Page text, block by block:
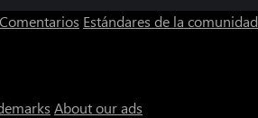
Comentarios Estándares de la comunidad
About our ads